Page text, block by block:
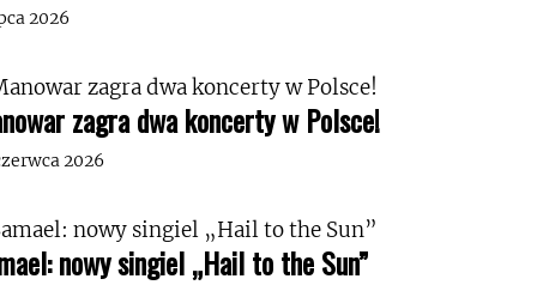
2026
zagra dwa koncerty w Polsce!
2026
nowy singiel „Hail to the Sun”